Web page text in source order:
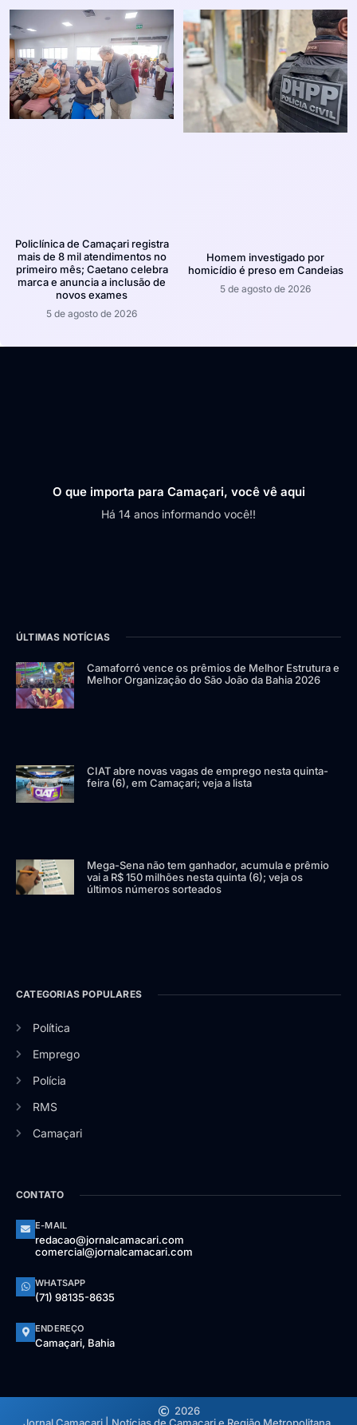
Policlínica de Camaçari registra
mais de 8 mil atendimentos no
primeiro mês; Caetano celebra
marca e anuncia a inclusão de
novos exames
5 de agosto de 2026
Homem investigado por
homicídio é preso em Candeias
5 de agosto de 2026
O que importa para Camaçari, você vê aqui
Há 14 anos informando você!!
ÚLTIMAS NOTÍCIAS
Camaforró vence os prêmios de Melhor Estrutura e
Melhor Organização do São João da Bahia 2026
CIAT abre novas vagas de emprego nesta quinta-
feira (6), em Camaçari; veja a lista
Mega-Sena não tem ganhador, acumula e prêmio
vai a R$ 150 milhões nesta quinta (6); veja os
últimos números sorteados
CATEGORIAS POPULARES
Política
Emprego
Polícia
RMS
Camaçari
CONTATO
E-MAIL
redacao@jornalcamacari.com
comercial@jornalcamacari.com
WHATSAPP
(71) 98135-8635
ENDEREÇO
Camaçari, Bahia
2026